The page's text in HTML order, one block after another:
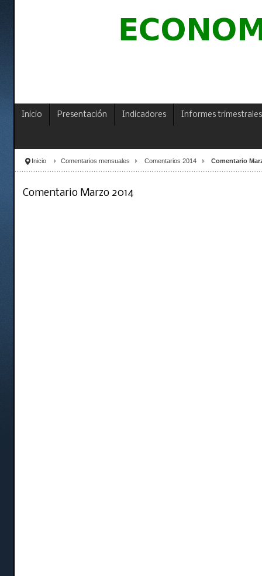
Inicio Presentación Indicadores Informes trimestrales
Inicio Comentarios mensuales Comentarios 2014 Comentario
Comentario Marzo 2014